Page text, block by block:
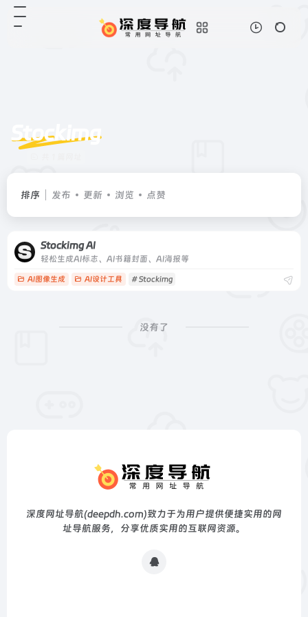
Stockimg
排序 发布 更新 浏览 点赞
Stockimg AI
轻松生成AI标志、AI书籍封面、AI海报等
AI图像生成 AI设计工具 # Stockimg
没有了
深度网址导航(deepdh.com)致力于为用户提供便捷实用的网
址导航服务，分享优质实用的互联网资源。